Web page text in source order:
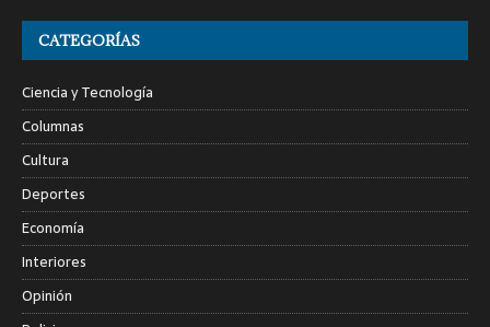
CATEGORÍAS
Ciencia y Tecnología
Columnas
Cultura
Deportes
Economía
Interiores
Opinión